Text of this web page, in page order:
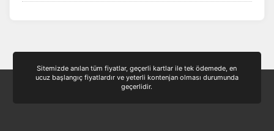
Sitemizde anılan tüm fiyatlar, geçerli kartlar ile tek ödemede, en
ucuz başlangıç fiyatlardır ve yeterli kontenjan olması durumunda
geçerlidir.